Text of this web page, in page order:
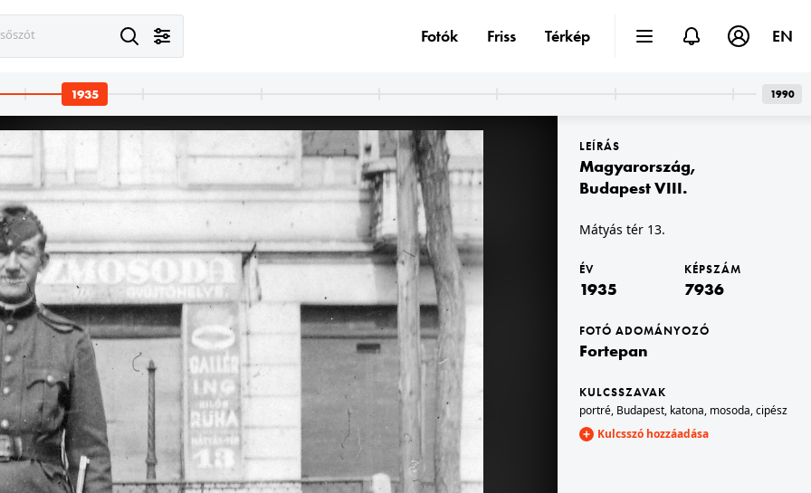
1935
1935 · Magyarország
Bánhidi Antal "Bánhidi Csikó" típusú repülőgépe.
1935
Női uszoda.
LEÍRÁS
Magyarország,
Budapest VIII.
Mátyás tér 13.
ÉV
1935
KÉPSZÁM
7936
FOTÓ ADOMÁNYOZÓ
Fortepan
KULCSSZAVAK
portré, Budapest, katona, mosoda,cipész
Kulcsszó hozzáadása
Fotók Friss Térkép EN
1990
1935